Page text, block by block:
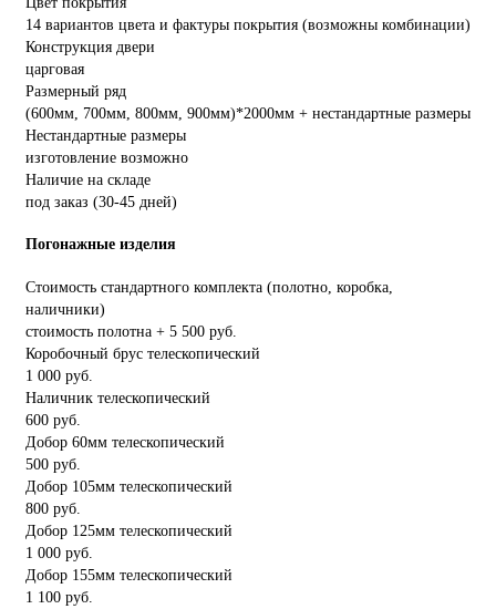
14 вариантов цвета и фактуры покрытия (возможны комбинации)
Конструкция двери
царговая
Размерный ряд
(600мм, 700мм, 800мм, 900мм)*2000мм + нестандартные размеры
Нестандартные размеры
изготовление возможно
Наличие на складе
под заказ (30-45 дней)
Погонажные изделия
Стоимость стандартного комплекта (полотно, коробка,
наличники)
стоимость полотна + 5 500 руб.
Коробочный брус телескопический
1 000 руб.
Наличник телескопический
600 руб.
Добор 60мм телескопический
500 руб.
Добор 105мм телескопический
800 руб.
Добор 125мм телескопический
1 000 руб.
Добор 155мм телескопический
1 100 руб.